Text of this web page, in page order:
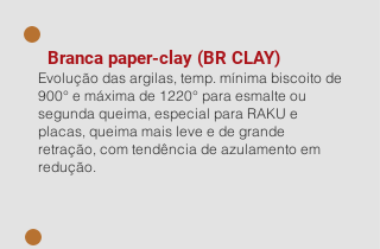
Evolução das argilas, temp. mínima biscoito de
900° e máxima de 1220° para esmalte ou
segunda queima, especial para RAKU e
placas, queima mais leve e de grande
retração, com tendência de azulamento em
redução.
Branca paper-clay (BR CLAY)